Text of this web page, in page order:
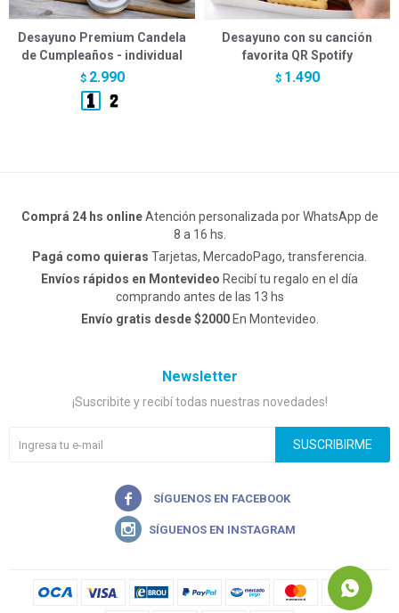
Desayuno Premium Candela
de Cumpleaños - individual
$ 2.990
Desayuno con su canción
favorita QR Spotify
$ 1.490
Comprá 24 hs onlineAtención personalizada por WhatsApp de
8 a 16 hs.
Pagá como quieras Tarjetas, MercadoPago, transferencia.
Envíos rápidos en Montevideo Recibí tu regalo en el día
comprando antes de las 13 hs
Envío gratis desde $2000En Montevideo.
Newsletter
¡Suscribite y recibí todas nuestras novedades!
SUSCRIBIRME

